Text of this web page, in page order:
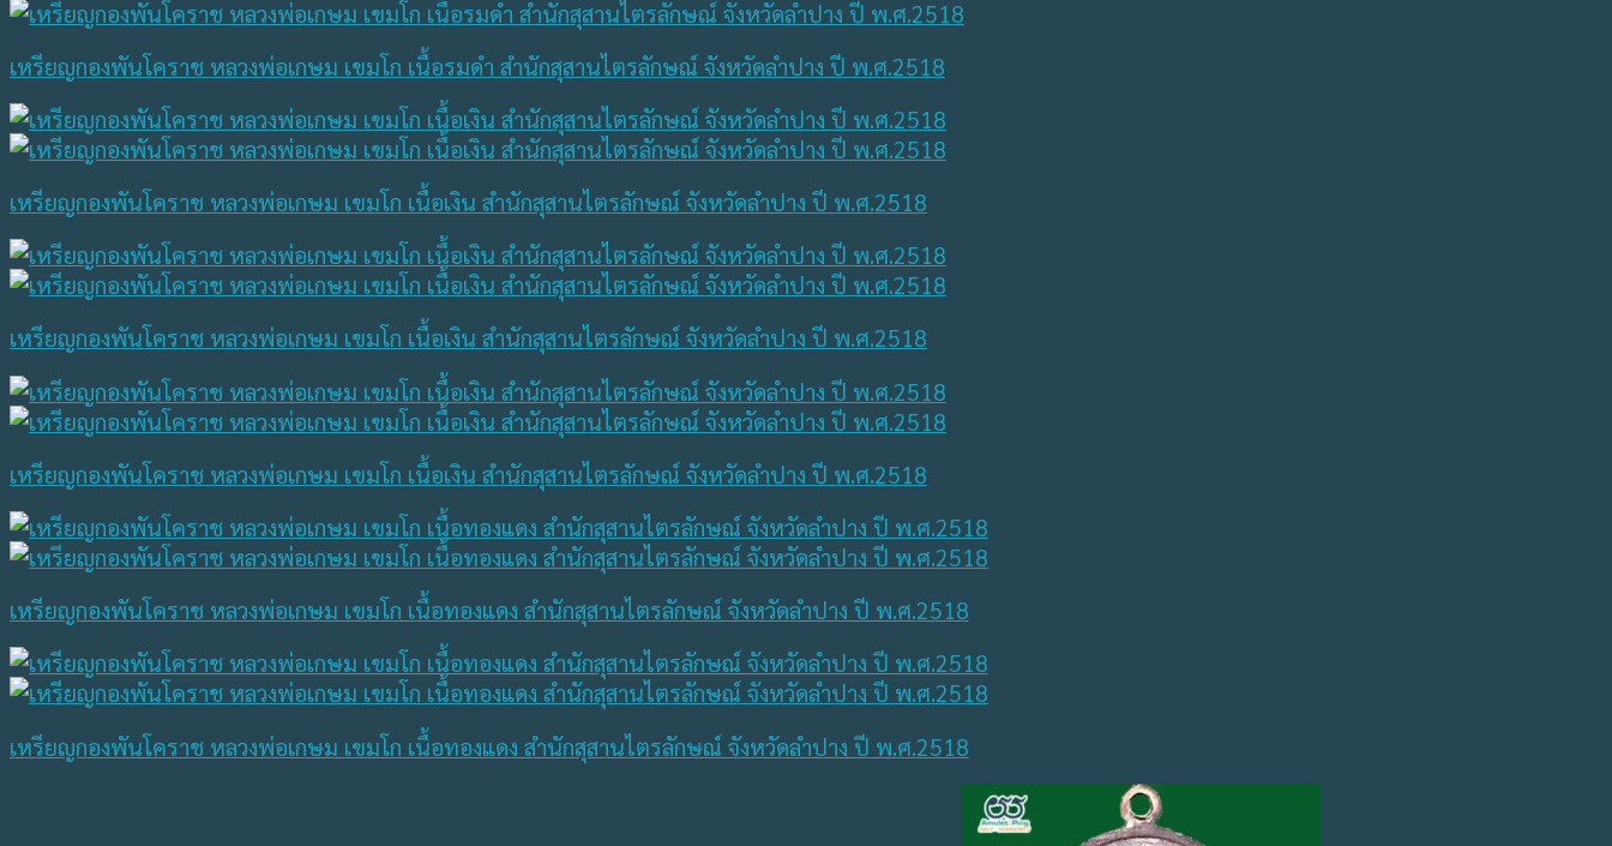
เหรียญกองพันโคราช หลวงพ่อเกษม เขมโก เนื้อรมดำ สำนักสุสานไตรลักษณ์ จังหวัดลำปาง ปี พ.ศ.2518
เหรียญกองพันโคราช หลวงพ่อเกษม เขมโก เนื้อเงิน สำนักสุสานไตรลักษณ์ จังหวัดลำปาง ปี พ.ศ.2518
เหรียญกองพันโคราช หลวงพ่อเกษม เขมโก เนื้อเงิน สำนักสุสานไตรลักษณ์ จังหวัดลำปาง ปี พ.ศ.2518
เหรียญกองพันโคราช หลวงพ่อเกษม เขมโก เนื้อเงิน สำนักสุสานไตรลักษณ์ จังหวัดลำปาง ปี พ.ศ.2518
เหรียญกองพันโคราช หลวงพ่อเกษม เขมโก เนื้อทองแดง สำนักสุสานไตรลักษณ์ จังหวัดลำปาง ปี พ.ศ.2518
เหรียญกองพันโคราช หลวงพ่อเกษม เขมโก เนื้อทองแดง สำนักสุสานไตรลักษณ์ จังหวัดลำปาง ปี พ.ศ.2518